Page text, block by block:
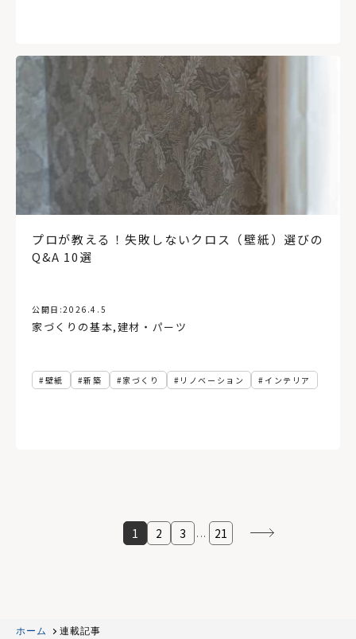
プロが教える！失敗しないクロス（壁紙）選びの
Q&A 10選
公開日:2026.4.5
家づくりの基本,建材・パーツ
壁紙 新築 家づくり リノベーション インテリア
1 2 3 ... 21
ホーム 連載記事